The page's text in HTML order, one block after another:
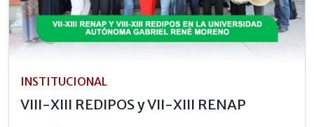
INSTITUCIONAL
VIII-XIII REDIPOS y VII-XIII RENAP